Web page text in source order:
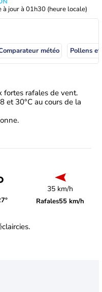
à jour à 01h30 (heure locale)
météo Pollens
fortes rafales de vent.
et 30°C au cours de la
35 km/h
Rafales55 km/h